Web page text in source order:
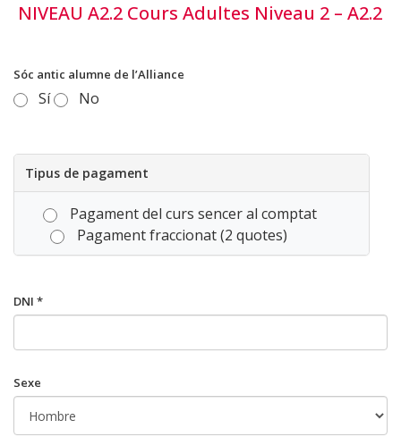
NIVEAU A2.2 Cours Adultes Niveau 2 – A2.2
Sóc antic alumne de l’Alliance
Sí No
Tipus de pagament
Pagament del curs sencer al comptat
Pagament fraccionat (2 quotes)
DNI *
Sexe